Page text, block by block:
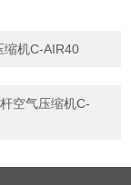
缩机C-AIR40
空气压缩机C-